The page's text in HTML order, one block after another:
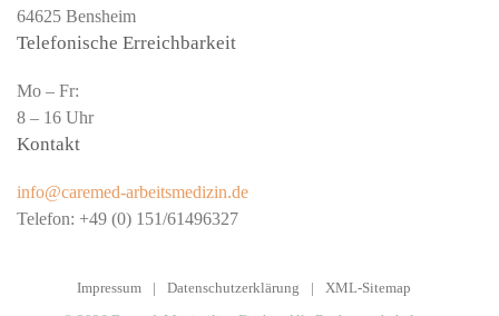
64625 Bensheim
Telefonische Erreichbarkeit
Mo – Fr:
8 – 16 Uhr
Kontakt
info@caremed-arbeitsmedizin.de
Telefon: +49 (0) 151/61496327
Impressum | Datenschutzerklärung |
XML-Sitemap